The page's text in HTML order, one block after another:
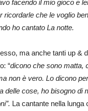
facendo il mio gioco e
ricordarle che le voglio
ho cantato La notte.
ma anche tanti up &
“dicono che sono matta,
non è vero. Lo dicono
delle cose, ho bisogno di
La cantante nella lunga